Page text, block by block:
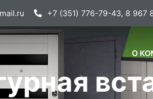
+7 (351) 776-79-43, 8 967
О